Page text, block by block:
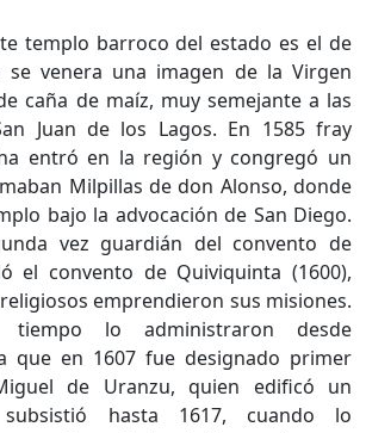
templo barroco del estado es el de
se venera una imagen de la Virgen
caña de maíz, muy semejante a las
Juan de los Lagos. En 1585 fray
entró en la región y congregó un
Milpillas de don Alonso, donde
bajo la advocación de San Diego.
vez guardián del convento de
el convento de Quiviquinta (1600),
emprendieron sus misiones.
tiempo lo administraron desde
que en 1607 fue designado primer
de Uranzu, quien edificó un
hasta 1617, cuando lo